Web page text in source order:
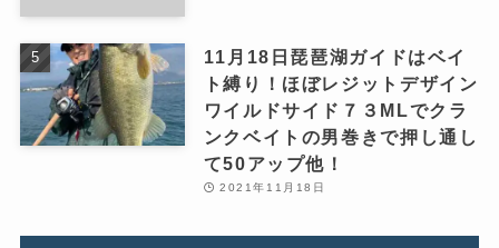
11月18日琵琶湖ガイドはベイ
ト縛り！ほぼレジットデザイン
ワイルドサイド７３MLでクラ
ンクベイトの男巻きで押し通し
て50アップ他！
2021年11月18日